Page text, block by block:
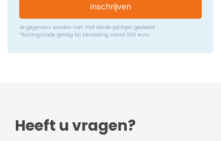
Inschrijven
Je gegevens worden niet met derde partijen gedeeld
*Kortingscode geldig bij besteding vanaf 300 euro
Heeft u vragen?